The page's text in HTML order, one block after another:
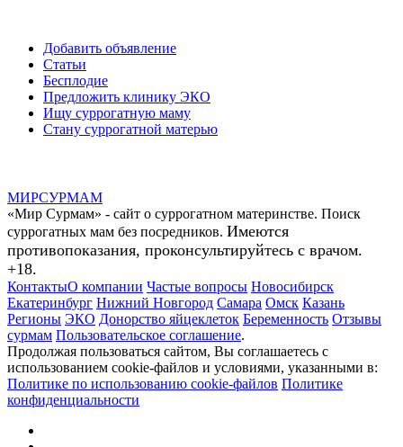
Добавить объявление
Статьи
Бесплодие
Предложить клинику ЭКО
Ищу суррогатную маму
Стану суррогатной матерью
МИРСУРМАМ
«Мир Сурмам» - сайт о суррогатном материнстве. Поиск
суррогатных мам без посредников. Имеются
противопоказания, проконсультируйтесь с врачом.
+18.
КонтактыО компании Частые вопросы Новосибирск
Екатеринбург Нижний Новгород Самара Омск Казань
Регионы ЭКО Донорство яйцеклеток Беременность Отзывы
сурмам Пользовательское соглашение.
Продолжая пользоваться сайтом, Вы соглашаетесь с
использованием cookie-файлов и условиями, указанными в:
Политике по использованию cookie-файлов Политике
конфиденциальности